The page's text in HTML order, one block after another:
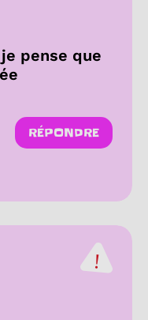
pense que
RÉPONDRE